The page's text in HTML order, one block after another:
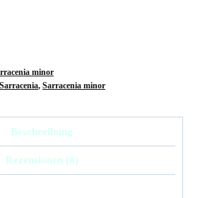
minor
Sarracenia, Sarracenia minor
Beschreibung
Rezensionen (0)